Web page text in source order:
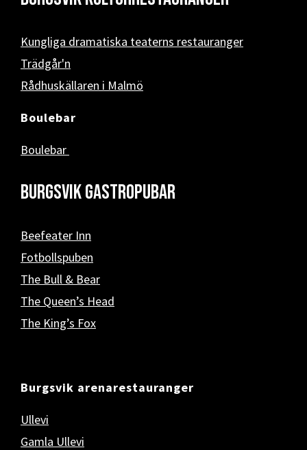
Kungliga dramatiska teaterns restauranger
Trädgår'n
Rådhuskällaren i Malmö
Boulebar
Boulebar
Burgsvik Gastropubar
Beefeater Inn
Fotbollspuben
The Bull & Bear
The Queen’s Head
The King’s Fox
Burgsvik arenarestauranger
Ullevi
Gamla Ullevi